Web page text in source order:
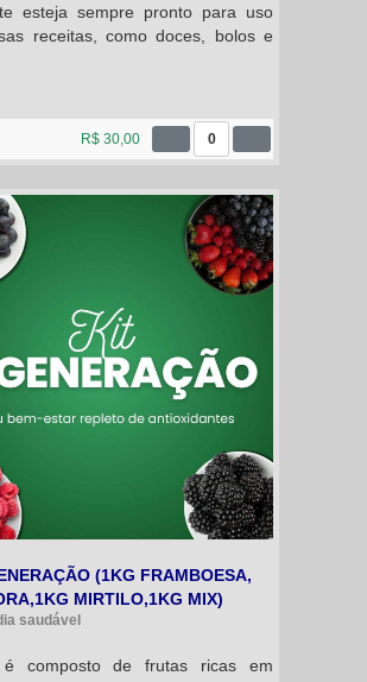
esteja sempre pronto para uso
receitas, como doces, bolos e
R$ 30,00 0
(1KG FRAMBOESA,
MIRTILO,1KG MIX)
saudável
composto de frutas ricas em